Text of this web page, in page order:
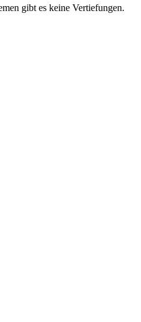
gibt es keine Vertiefungen.